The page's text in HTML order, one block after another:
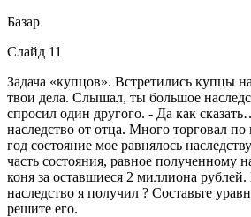
Базар
Слайд 11
Задача «купцов». Встретились купцы
твои дела. Слышал, ты большое
спросил один другого. - Да как
наследство от отца. Много торговал по
год состояние мое равнялось
часть состояния, равное полученному
коня за оставшиеся 2 миллиона
наследство я получил ? Составьте
решите его.